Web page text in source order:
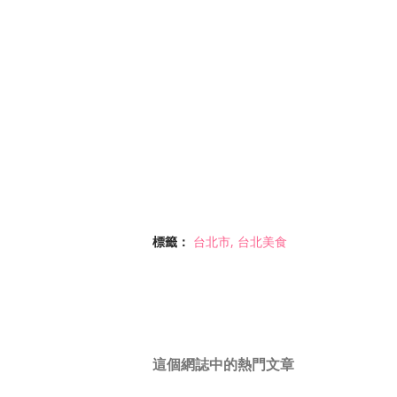
標籤： 台北市 台北美食
這個網誌中的熱門文章